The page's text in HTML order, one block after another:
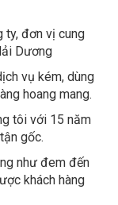
đơn vị cung
Dương
vụ kém, dùng
hoang mang.
tôi với 15 năm
gốc.
như đem đến
khách hàng